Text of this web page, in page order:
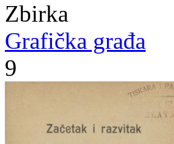
Zbirka
Grafička građa
9